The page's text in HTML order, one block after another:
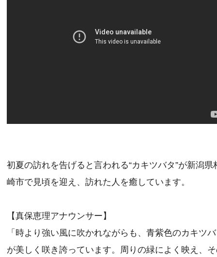
初夏の訪れを告げると言われる“カキツバタ”が新潟県
崎市で見頃を迎え、訪れた人を癒しています。
【真保恵理アナウンサー】
「時より強い風に吹かれながらも、青紫色のカキツ
が美しく咲き誇っています。周りの緑によく映え、